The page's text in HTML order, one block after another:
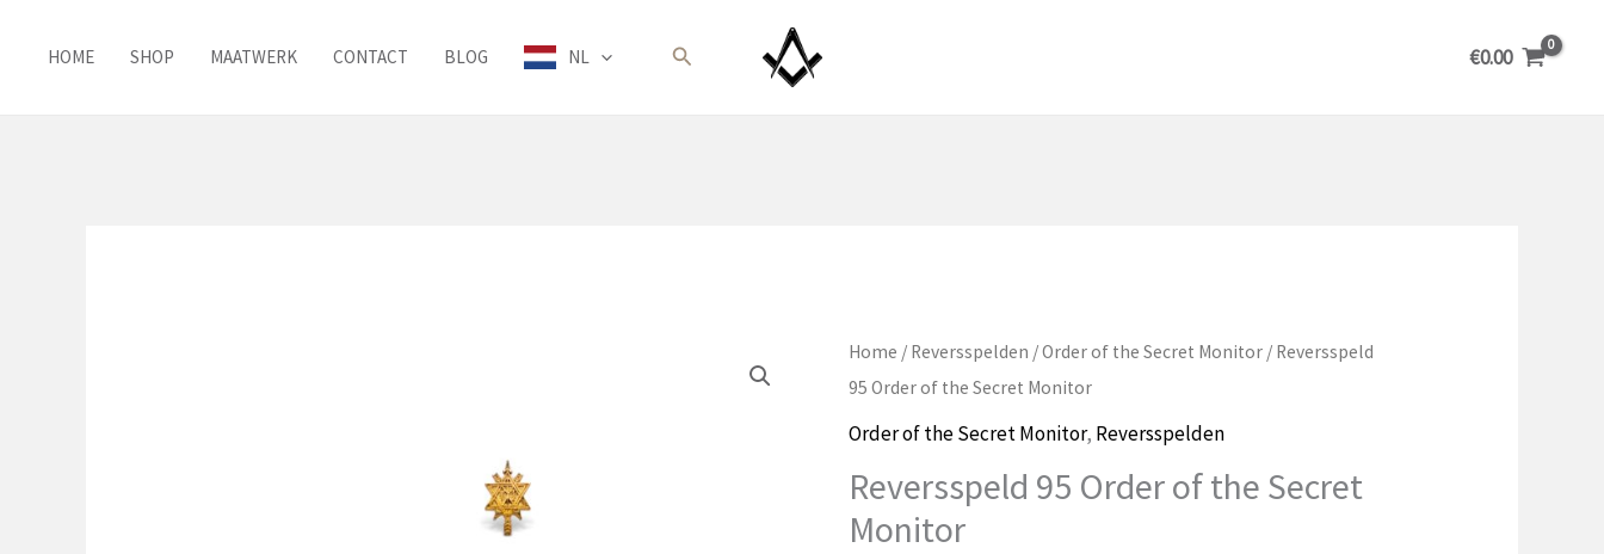
HOME SHOP MAATWERK CONTACT BLOG NL Zoeken €0.00
Home / Reversspelden /Order of the Secret Monitor/ Reversspeld
95 Order of the Secret Monitor
Order of the Secret Monitor, Reversspelden
Reversspeld 95 Order of the Secret
Monitor